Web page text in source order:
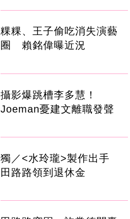
粿粿、王子偷吃消失演藝
圈 賴銘偉曝近況
攝影爆跳槽李多慧！
Joeman憂建文離職發聲
獨／<水玲瓏>製作出手
田路路領到退休金